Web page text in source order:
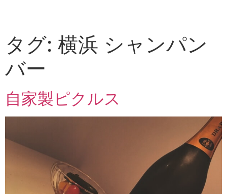
タグ: 横浜 シャンパン
バー
自家製ピクルス